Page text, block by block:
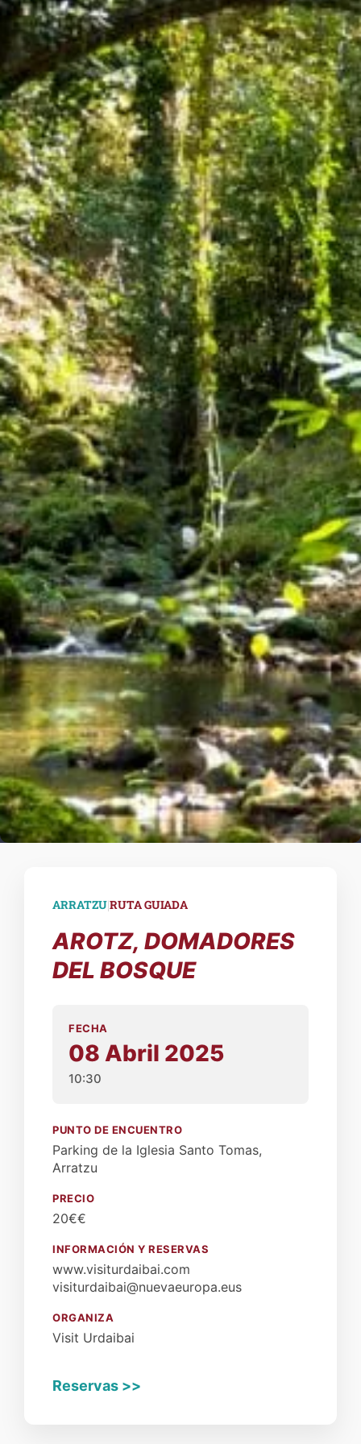
ARRATZU|RUTA GUIADA
AROTZ, DOMADORES
DEL BOSQUE
FECHA
08 Abril 2025
10:30
PUNTO DE ENCUENTRO
Parking de la Iglesia Santo Tomas,
Arratzu
PRECIO
20€€
INFORMACIÓN Y RESERVAS
www.visiturdaibai.com
visiturdaibai@nuevaeuropa.eus
ORGANIZA
Visit Urdaibai
Reservas >>